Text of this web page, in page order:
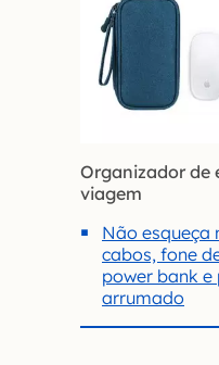
Organizador de
viagem
Não esqueça
cabos, fone
power bank e
arrumado